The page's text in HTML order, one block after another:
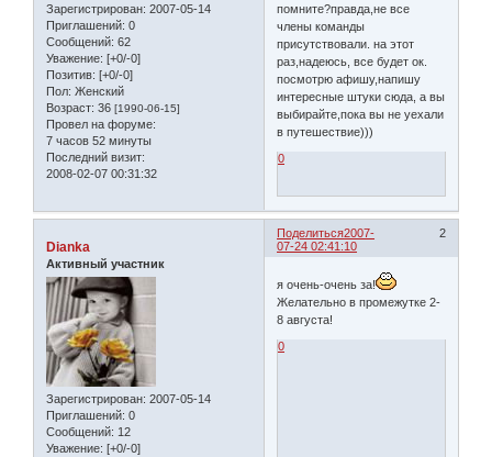
Зарегистрирован: 2007-05-14
Приглашений: 0
Сообщений: 62
Уважение: [+0/-0]
Позитив: [+0/-0]
Пол: Женский
Возраст: 36 [1990-06-15]
Провел на форуме:
7 часов 52 минуты
Последний визит:
2008-02-07 00:31:32
помните?правда,не все
члены команды
присутствовали. на этот
раз,надеюсь, все будет ок.
посмотрю афишу,напишу
интересные штуки сюда, а вы
выбирайте,пока вы не уехали
в путешествие)))
0
Поделиться 2
2007-
07-24 02:41:10
Dianka
Активный участник
Зарегистрирован: 2007-05-14
Приглашений: 0
Сообщений: 12
Уважение: [+0/-0]
я очень-очень за!
Желательно в промежутке 2-
8 августа!
0